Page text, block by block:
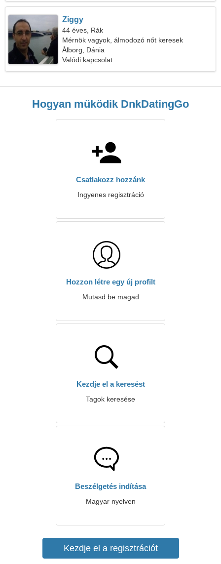
Ziggy
44 éves, Rák
Mérnök vagyok, álmodozó nőt keresek
Ålborg, Dánia
Valódi kapcsolat
Hogyan működik DnkDatingGo
Csatlakozz hozzánk
Ingyenes regisztráció
Hozzon létre egy új profilt
Mutasd be magad
Kezdje el a keresést
Tagok keresése
Beszélgetés indítása
Magyar nyelven
Kezdje el a regisztrációt